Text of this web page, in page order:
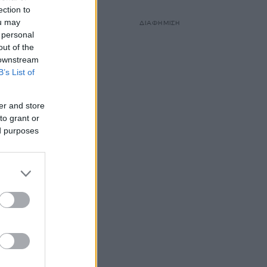
to
may
of the
List of
and store
grant or
purposes
ΔΙΑΦΗΜΙΣΗ